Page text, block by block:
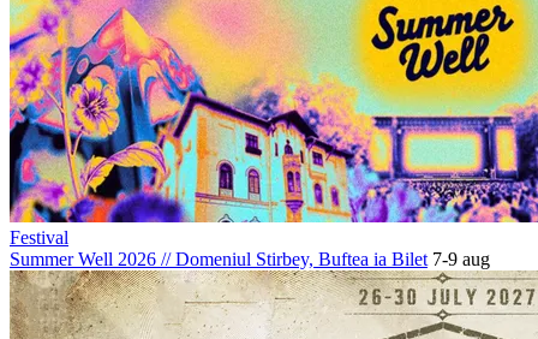
Festival
Summer Well 2026 //Domeniul Stirbey, Buftea ia Bilet 7-9 aug